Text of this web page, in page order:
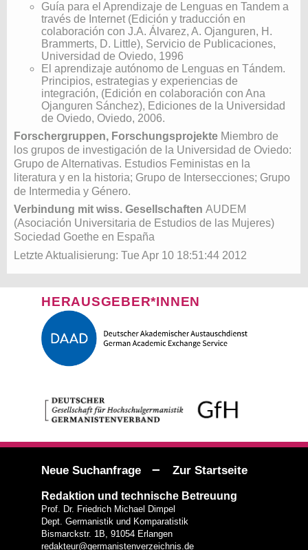
Guía para el Aprendizaje de Lenguas en Tandem a
través de Internet (Edición y traducción en
colaboración con J.A. Álvarez, A. Ojanguren, H.
Brammerts, D. Little), Servicio de Publicaciones,
Universidad de Oviedo, 1996
El aprendizaje autónomo de Lenguas en Tándem.
Principios, estrategias y experiencias de
integración, (Edición en colaboración con Ana
Ojanguren Sánchez), Ediciones de la Universidad
de Oviedo, Oviedo, 2006.
Forschergruppen, Forschungsprojekte Miembro de
los grupos de investigación de la Universidad de Oviedo:
Grupo de Alternativas. Estudios Feministas en la
literatura y en la historia; Grupo de Intersecciones; Grupo
de Intermedia y Género.
Verbindung mit wiss. Gesellschaften AUDEM
(Asociación Universitaria de Estudios de las Mujeres)
Sociedad Goethe en España
Letzte Aktualisierung: Tue Apr 10 18:51:44 2012
HERAUSGEBER*INNEN
Neue Suchanfrage – Zur Startseite
Redaktion und technische Betreuung
Prof. Dr. Friedrich Michael Dimpel
Dept. Germanistik und Komparatistik
Bismarckstr. 1B, 91054 Erlangen
redakteur@germanistenverzeichnis.de